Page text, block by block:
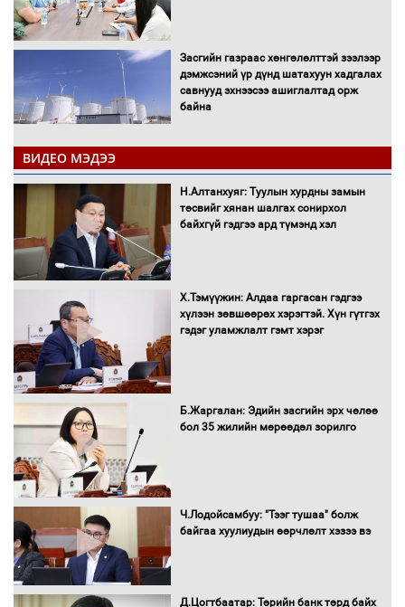
Засгийн газраас хөнгөлөлттэй зээлээр
дэмжсэний үр дүнд шатахуун хадгалах
савнууд эхнээсээ ашиглалтад орж
байна
"ДЦС-3” ТӨХК-ийн нэн шаардлагатай
“Турбингенератор-5”-ын шинэчлэлийн
төсвийг шийдвэрлэхээр болов
хайрхны тэнгэрийг тахих тахилгад
оролцлоо
С.Амарсайхан: Иргэдийг хохироосон
ААН-ийн нуугтмал хөрөнгийг
ВИДЕО МЭДЭЭ
Н.Алтанхуяг: Туулын хурдны замын
төсвийг хянан шалгах сонирхол
байхгүй гэдгээ ард түмэнд хэл
Х.Тэмүүжин: Алдаа гаргасан гэдгээ
хүлээн зөвшөөрөх хэрэгтэй. Хүн гүтгэх
гэдэг уламжлалт гэмт хэрэг
Б.Жаргалан: Эдийн засгийн эрх чөлөө
бол 35 жилийн мөрөөдөл зорилго
Ч.Лодойсамбуу: "Тээг тушаа" болж
байгаа хуулиудын өөрчлөлт хэзээ вэ
Д.Цогтбаатар: Төрийн банк төрд байх